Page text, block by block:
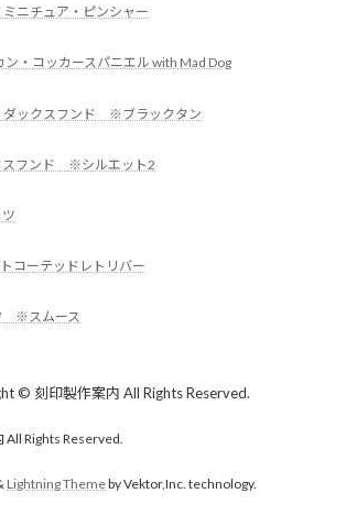
ミニチュア・ピンシャー
ン・コッカースパニエル with Mad Dog
ダックスフンド ※ブラックタン
スフンド ※シルエット2
コーテッドレトリバー
※スムース
© 刻印製作案内 All Rights Reserved.
Rights Reserved.
Lightning Themeby Vektor,Inc. technology.